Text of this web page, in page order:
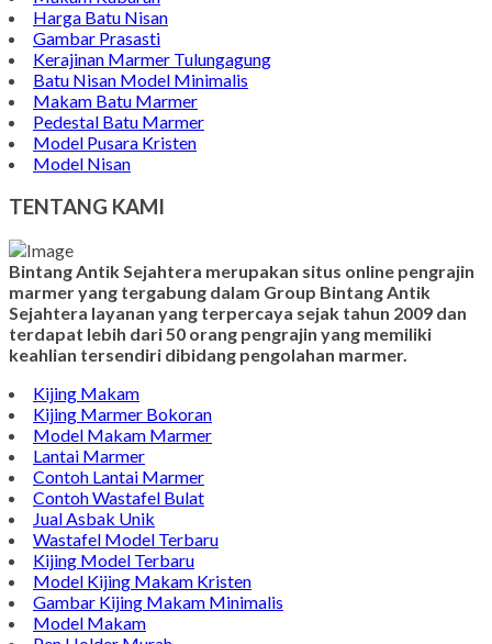
Makam Marmer Islam
Prasasti Marmer Jumbo
Contoh Nisan Model Muslim
Batu Nisan Minimalis
Kijing Makam Marmer
Contoh Makam Granit
Kijing Islam Marmer
Prasasti Nisan
Makam Marmer
Contoh Prasasti Peresmian
Wastafel Marmer
Makam Kuburan
Harga Batu Nisan
Gambar Prasasti
Kerajinan Marmer Tulungagung
Batu Nisan Model Minimalis
Makam Batu Marmer
Pedestal Batu Marmer
Model Pusara Kristen
Model Nisan
TENTANG KAMI
Bintang Antik Sejahtera merupakan situs online pengrajin
marmer yang tergabung dalam Group Bintang Antik
Sejahtera layanan yang terpercaya sejak tahun 2009 dan
terdapat lebih dari 50 orang pengrajin yang memiliki
keahlian tersendiri dibidang pengolahan marmer.